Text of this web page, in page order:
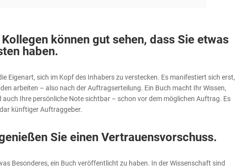
können gut sehen, dass Sie etwas
haben.
Eigenart, sich im Kopf des Inhabers zu verstecken. Es manifestiert sich erst,
arbeiten – also nach der Auftragserteilung. Ein Buch macht Ihr Wissen,
auch Ihre persönliche Note sichtbar – schon vor dem möglichen Auftrag. Es
künftiger Auftraggeber.
Sie einen Vertrauensvorschuss.
Besonderes, ein Buch veröffentlicht zu haben. In der Wissenschaft sind